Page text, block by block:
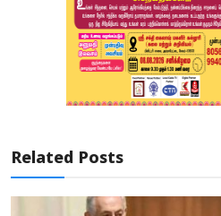
Related Posts